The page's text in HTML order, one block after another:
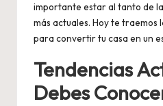
importante estar al tanto de
más actuales. Hoy te traemos
para convertir tu casa en un
Tendencias
Debes